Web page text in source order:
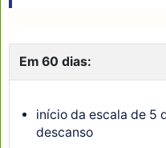
Em 60 dias:
início da escala de 5
descanso